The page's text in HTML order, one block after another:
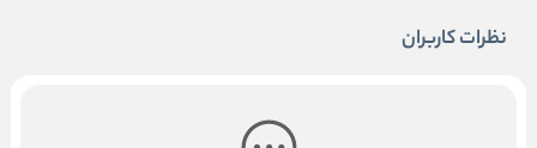
نظرات کاربران